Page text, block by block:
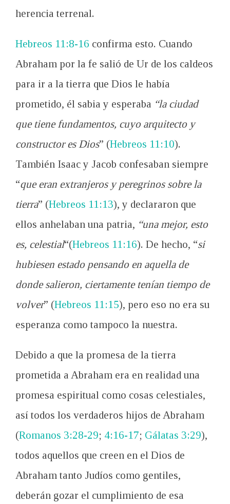
herencia terrenal.
Hebreos 11:8-16 confirma esto. Cuando
Abraham por la fe salió de Ur de los caldeos
para ir a la tierra que Dios le había
prometido, él sabia y esperaba “la ciudad
que tiene fundamentos, cuyo arquitecto y
constructor es Dios” (Hebreos 11:10).
También Isaac y Jacob confesaban siempre
“que eran extranjeros y peregrinos sobre la
tierra” (Hebreos 11:13), y declararon que
ellos anhelaban una patria, “una mejor, esto
es, celestial“(Hebreos 11:16). De hecho, “si
hubiesen estado pensando en aquella de
donde salieron, ciertamente tenían tiempo de
volver” (Hebreos 11:15), pero eso no era su
esperanza como tampoco la nuestra.
Debido a que la promesa de la tierra
prometida a Abraham era en realidad una
promesa espiritual como cosas celestiales,
así todos los verdaderos hijos de Abraham
(Romanos 3:28-29; 4:16-17; Gálatas 3:29),
todos aquellos que creen en el Dios de
Abraham tanto Judíos como gentiles,
deberán gozar el cumplimiento de esa